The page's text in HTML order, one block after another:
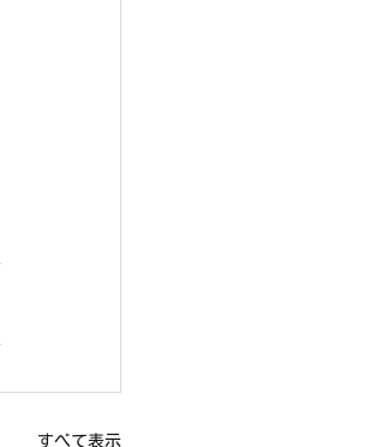
すべて表示